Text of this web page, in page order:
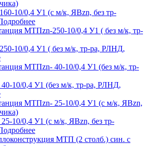
10/0,4 У1 (с м/к, ЯВzn, без тр-
10/0,4 У1 ( без м/к, тр-ра, РЛНД,
10/0,4 У1 (без м/к, тр-ра, РЛНД,
10/0,4 У1 (с м/к, ЯВzn, без тр-